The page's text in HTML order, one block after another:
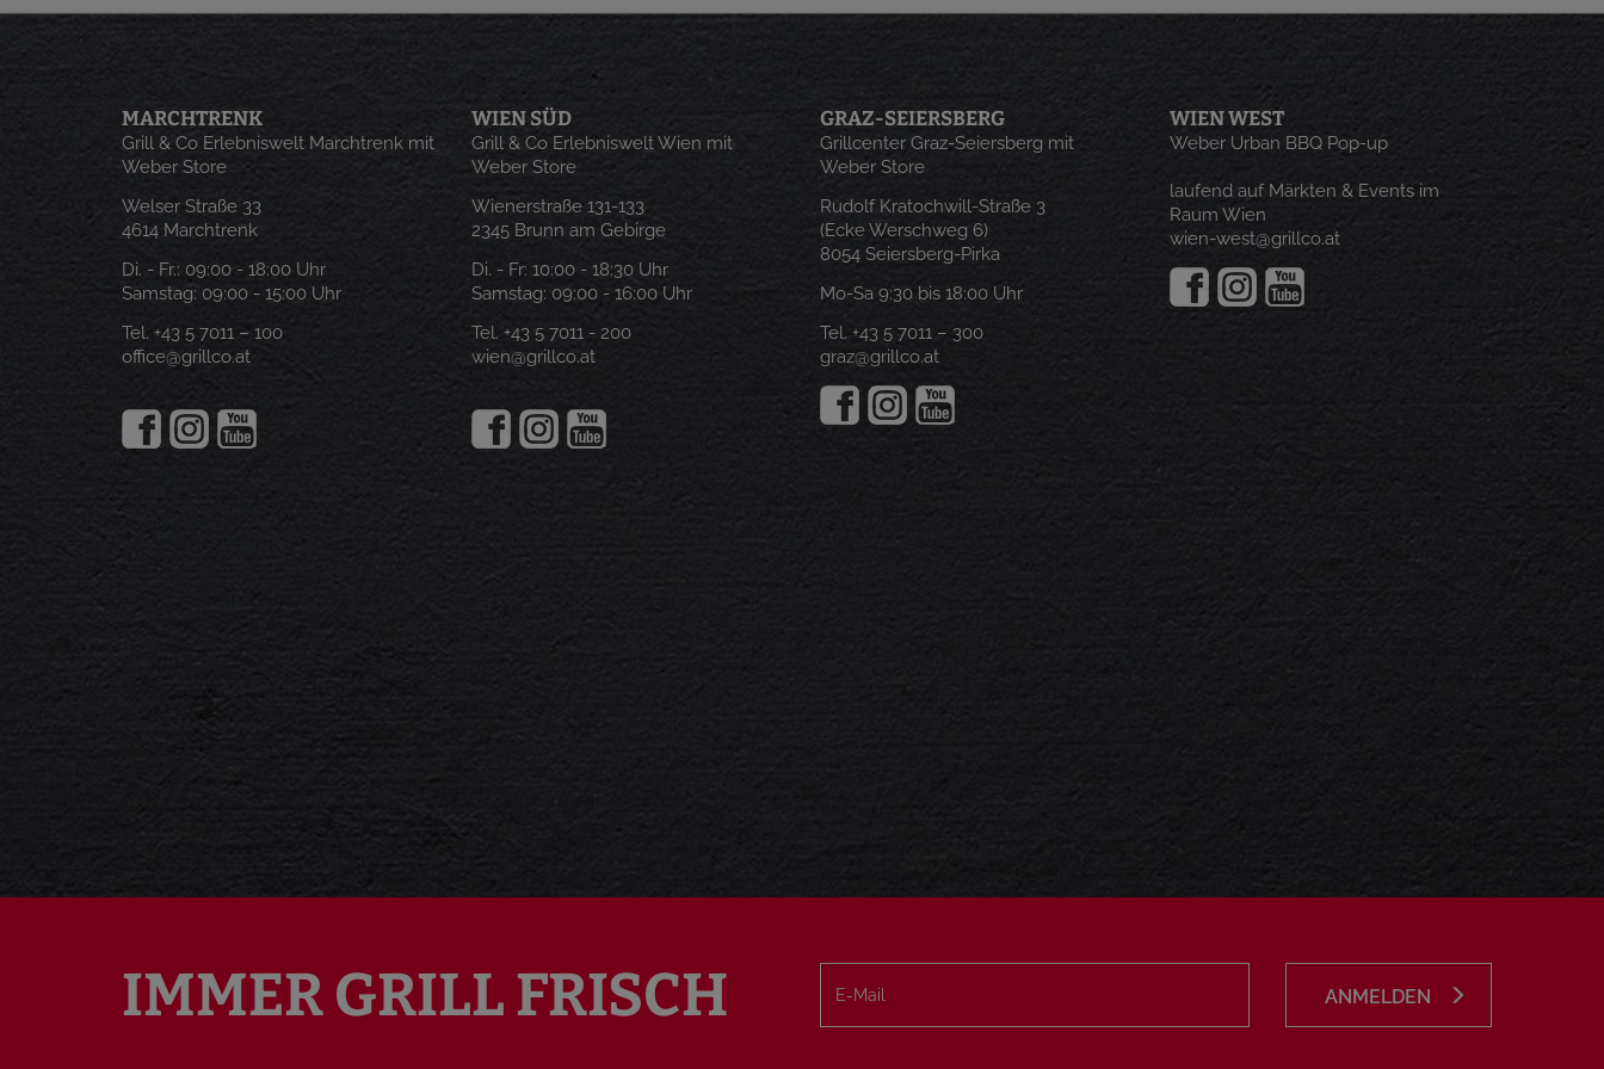
MARCHTRENK
Grill & Co Erlebniswelt Marchtrenk mit
Weber Store
Welser Straße 33
4614 Marchtrenk
Di. - Fr.: 09:00 - 18:00 Uhr
Samstag: 09:00 - 15:00 Uhr
Tel. +43 5 7011 – 100
office@grillco.at
WIEN SÜD
Grill & Co Erlebniswelt Wien mit
Weber Store
Wienerstraße 131-133
2345 Brunn am Gebirge
Di. - Fr: 10:00 - 18:30 Uhr
Samstag: 09:00 - 16:00 Uhr
Tel. +43 5 7011 - 200
wien@grillco.at
GRAZ-SEIERSBERG
Grillcenter Graz-Seiersberg mit
Weber Store
Rudolf Kratochwill-Straße 3
(Ecke Werschweg 6)
8054 Seiersberg-Pirka
Mo-Sa 9:30 bis 18:00 Uhr
Tel. +43 5 7011 – 300
graz@grillco.at
WIEN WEST
Weber Urban BBQ Pop-up
laufend auf Märkten & Events im
Raum Wien
wien-west@grillco.at
IMMER GRILL FRISCH ANMELDEN